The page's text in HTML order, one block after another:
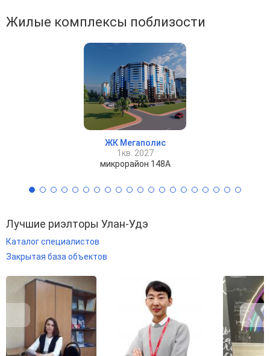
Жилые комплексы поблизости
ЖК Мегаполис
1кв. 2027
микрорайон 148А
Лучшие риэлторы Улан-Удэ
Каталог специалистов
Закрытая база объектов